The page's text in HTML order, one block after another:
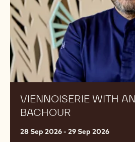
VIENNOISERIE WITH
BACHOUR
28 Sep 2026 - 29 Sep 2026